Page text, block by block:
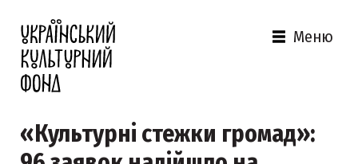
Меню
«Культурні стежки громад»: